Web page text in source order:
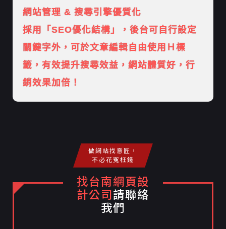
網站管理 & 搜尋引擎優質化
採用「SEO優化結構」，後台可自行設定
關鍵字外，可於文章編輯自由使用Ｈ標
籤，有效提升搜尋效益，網站體質好，行
銷效果加倍！
做網站找意匠，
不必花冤枉錢
找台南網頁設
計公司請聯絡
我們